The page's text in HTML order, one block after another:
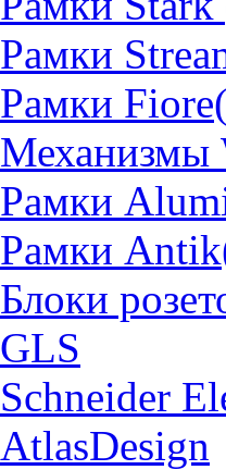
Рамки
Рамки
Механизмы
Рамки
Рамки
Блоки
GLS
Schneider
AtlasDesign